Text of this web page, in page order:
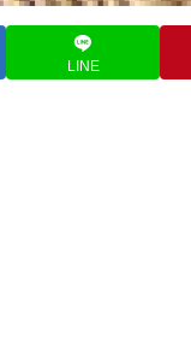
LINE